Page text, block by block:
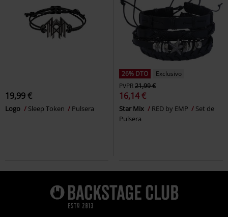
19,99 €
Logo Sleep Token Pulsera
26% DTO
Exclusivo
PVPR21,99 €
16,14 €
Star Mix RED by EMP
Set de
Pulsera